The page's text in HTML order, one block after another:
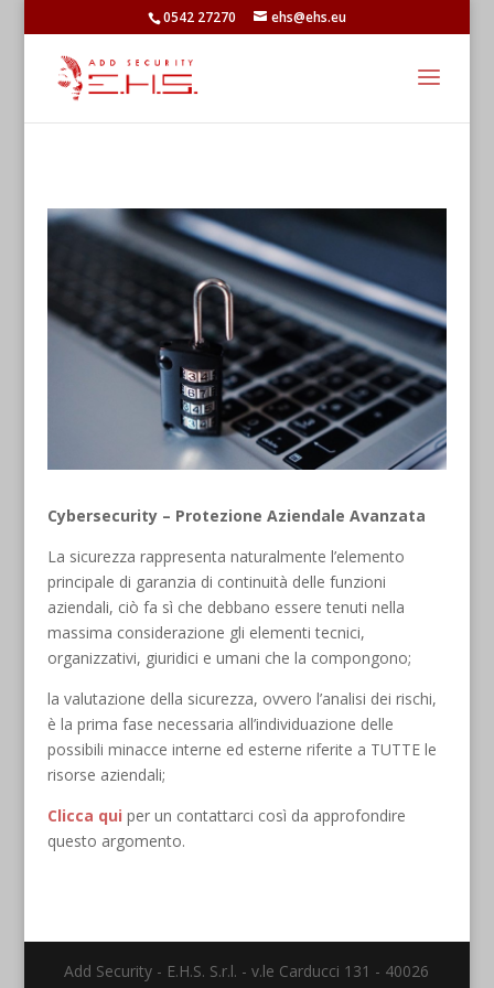
0542 27270 ehs@ehs.eu
Cybersecurity – Protezione Aziendale Avanzata
La sicurezza rappresenta naturalmente l’elemento
principale di garanzia di continuità delle funzioni
aziendali, ciò fa sì che debbano essere tenuti nella
massima considerazione gli elementi tecnici,
organizzativi, giuridici e umani che la compongono;
la valutazione della sicurezza, ovvero l’analisi dei rischi,
è la prima fase necessaria all’individuazione delle
possibili minacce interne ed esterne riferite a TUTTE le
risorse aziendali;
Clicca qui per un contattarci così da approfondire
questo argomento.
Add Security - E.H.S. S.r.l. - v.le Carducci 131 - 40026